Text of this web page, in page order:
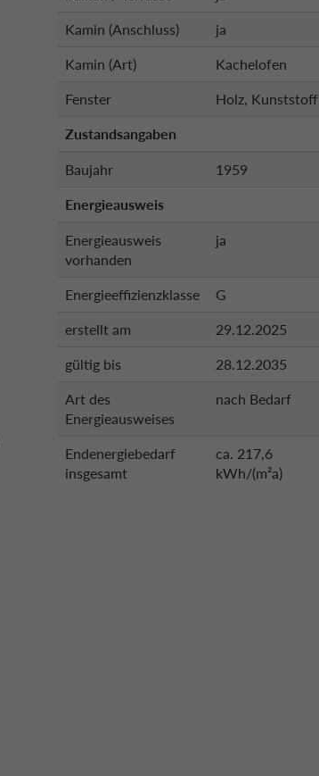
Kamin (Anschluss) ja
Kamin (Art) Kachelofen
Fenster Holz, Kunststoff
Zustandsangaben
Baujahr 1959
Energieausweis
Energieausweis
vorhanden
ja
Energieeffizienzklasse G
erstellt am 29.12.2025
gültig bis 28.12.2035
Art des
Energieausweises
nach Bedarf
Endenergiebedarf
insgesamt
ca. 217,6
kWh/(m²a)